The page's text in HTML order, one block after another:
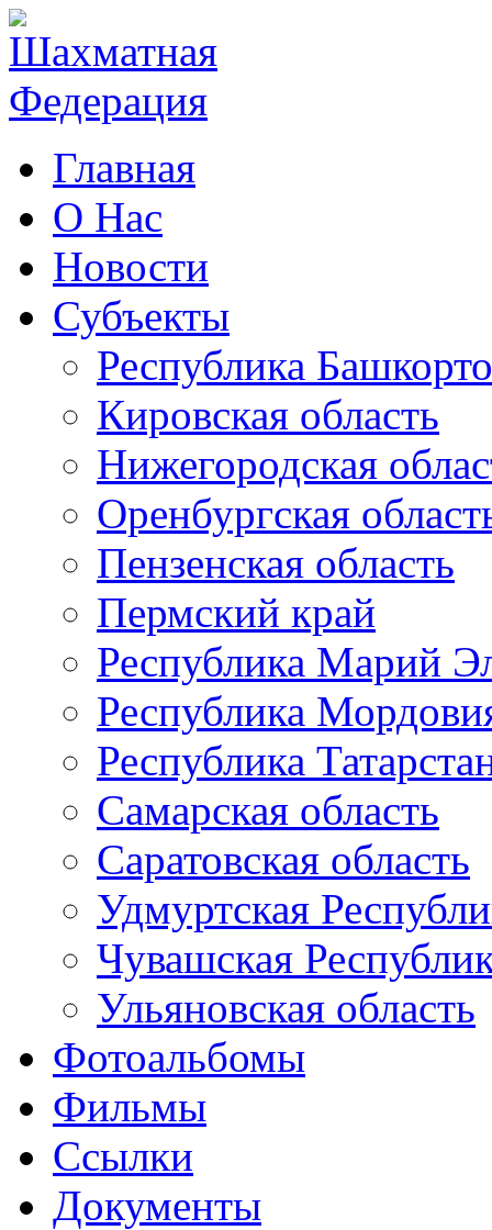
Главная
О Нас
Новости
Субъекты
Республика
Кировская область
Нижегородская
Оренбургская
Пензенская область
Пермский край
Республика Марий
Республика
Республика
Самарская область
Саратовская область
Удмуртская
Чувашская
Ульяновская область
Фотоальбомы
Фильмы
Ссылки
Документы